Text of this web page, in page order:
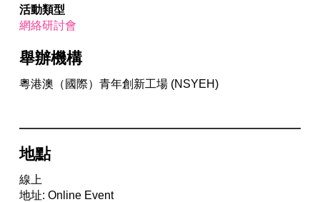
活動類型
網絡研討會
舉辦機構
粵港澳（國際）青年創新工場 (NSYEH)
地點
線上
地址: Online Event